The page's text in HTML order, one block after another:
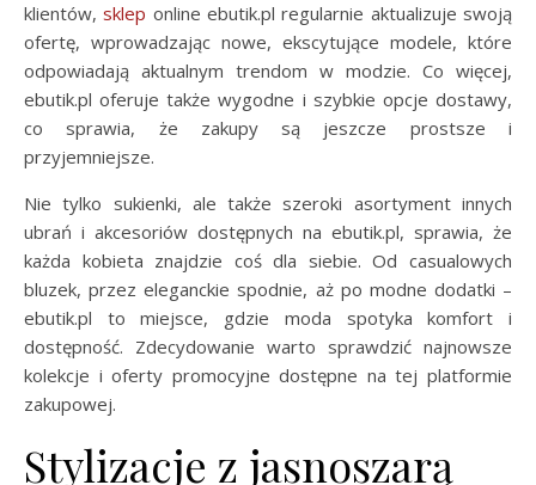
klientów,sklep online ebutik.pl regularnie aktualizuje swoją
ofertę, wprowadzając nowe, ekscytujące modele, które
odpowiadają aktualnym trendom w modzie. Co więcej,
ebutik.pl oferuje także wygodne i szybkie opcje dostawy,
co sprawia, że zakupy są jeszcze prostsze i
przyjemniejsze.
Nie tylko sukienki, ale także szeroki asortyment innych
ubrań i akcesoriów dostępnych na ebutik.pl, sprawia, że
każda kobieta znajdzie coś dla siebie. Od casualowych
bluzek, przez eleganckie spodnie, aż po modne dodatki –
ebutik.pl to miejsce, gdzie moda spotyka komfort i
dostępność. Zdecydowanie warto sprawdzić najnowsze
kolekcje i oferty promocyjne dostępne na tej platformie
zakupowej.
Stylizacje z jasnoszarą